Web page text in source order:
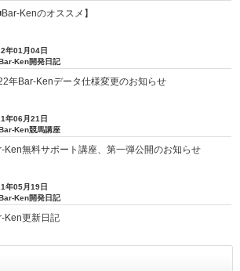
Kenのオススメ】
年01月04日
Ken開発日記
年Bar-Kenデータ仕様変更のお知らせ
年06月21日
Ken競馬講座
Ken無料サポート講座、第一弾公開のお知らせ
年05月19日
Ken開発日記
Ken更新日記